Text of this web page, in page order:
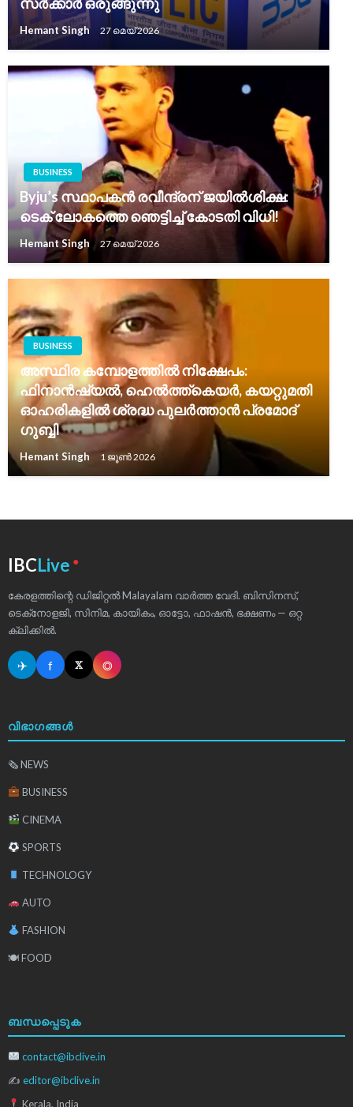
Hemant Singh 27 മെയ്‌ 2026
BUSINESS
Byju’s സ്ഥാപകൻ രവീന്ദ്രന് ജയിൽശിക്ഷ:
ടെക് ലോകത്തെ ഞെട്ടിച്ച് കോടതി വിധി!
Hemant Singh 27 മെയ്‌ 2026
BUSINESS
അസ്ഥിര കമ്പോളത്തിൽ നിക്ഷേപം:
ഫിനാൻഷ്യൽ, ഹെൽത്ത്‌കെയർ, കയറ്റുമതി
ഓഹരികളിൽ ശ്രദ്ധ പുലർത്താൻ പ്രമോദ്
ഗുബ്ബി
Hemant Singh 1 ജൂൺ 2026
IBCLive ●
കേരളത്തിന്റെ ഡിജിറ്റൽ Malayalam വാർത്ത വേദി. ബിസിനസ്,
ടെക്‌നോളജി, സിനിമ, കായികം, ഓട്ടോ, ഫാഷൻ, ഭക്ഷണം — ഒറ്റ
ക്ലിക്കിൽ.
✈ f 𝕏 ◎
വിഭാഗങ്ങൾ
🗞 NEWS
BUSINESS
CINEMA
SPORTS
TECHNOLOGY
AUTO
FASHION
🍽 FOOD
ബന്ധപ്പെടുക
contact@ibclive.in
✍ editor@ibclive.in
Kerala, India